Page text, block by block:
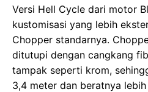
Versi Hell Cycle dari motor
kustomisasi yang lebih
Chopper standarnya.
ditutupi dengan cangkang
tampak seperti krom,
3,4 meter dan beratnya